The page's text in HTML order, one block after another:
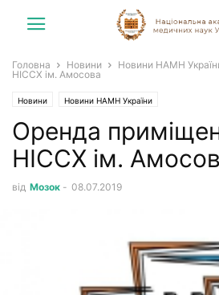
Головна Новини Новини НАМН
НІССХ ім. Амосова
Новини Новини НАМН України
Оренда
НІССХ ім.
від Мозок - 08.07.2019